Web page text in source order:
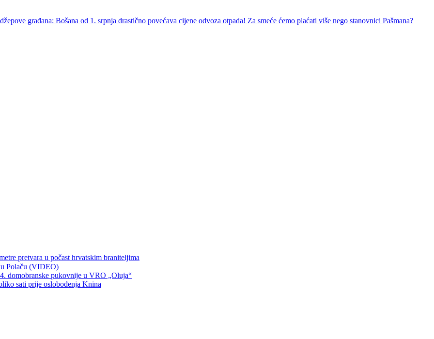
građana: Bošana od 1. srpnja drastično povećava cijene odvoza otpada! Za smeće ćemo plaćati više nego stanovnici Pašmana?
pretvara u počast hrvatskim braniteljima
Polaču (VIDEO)
domobranske pukovnije u VRO „Oluja“
sati prije oslobođenja Knina